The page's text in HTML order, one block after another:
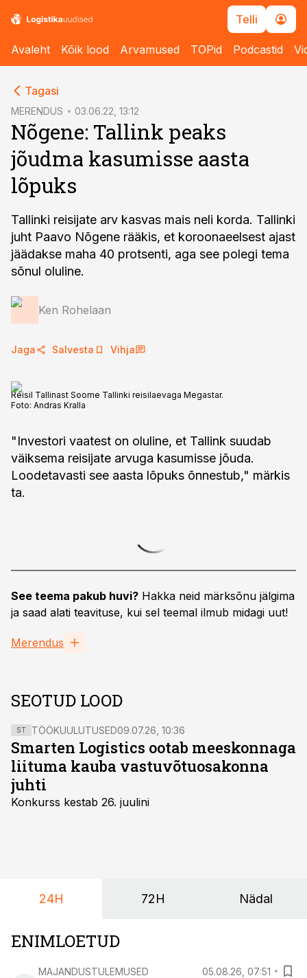
Telli
Avaleht Kõik lood Arvamused TOPid Podcastid
Tagasi
MERENDUS 03.06.22, 13:12
Nõgene: Tallink peaks
jõudma kasumisse aasta
lõpuks
Tallinki reisijate arv kasvas mais neli korda. Tallinki
juht Paavo Nõgene rääkis, et koroonaeelsest ajast
jäädakse maha 40 protsenti, aga see polegi tema
sõnul oluline.
Ken Rohelaan
Jaga Salvesta Vihja
Reisil Tallinast Soome Tallinki reisilaevaga Megastar.
Foto: Andras Kralla
"Investori vaatest on oluline, et Tallink suudab
väiksema reisijate arvuga kasumisse jõuda.
Loodetavasti see aasta lõpuks õnnestub," märkis
ta.
See teema pakub huvi? Hakka neid märksõnu jälgima
ja saad alati teavituse, kui sel teemal ilmub midagi uut!
Merendus
SEOTUD LOOD
ST TÖÖKUULUTUSED09.07.26, 10:36
Smarten Logistics ootab meeskonnaga
liituma kauba vastuvõtuosakonna
juhti
Konkurss kestab 26. juulini
24H 72H Nädal
ENIMLOETUD
MAJANDUSTULEMUSED 05.08.26, 07:51